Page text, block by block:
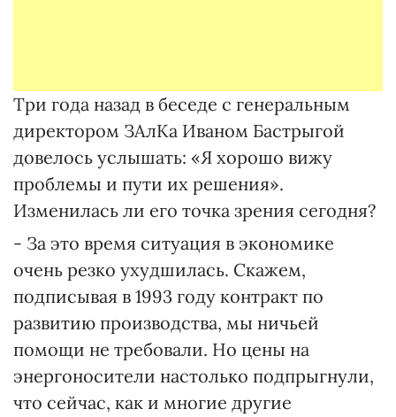
Три года назад в беседе с генеральным
директором ЗАлКа Иваном Бастрыгой
довелось услышать: «Я хорошо вижу
проблемы и пути их решения».
Изменилась ли его точка зрения сегодня?
- За это время ситуация в экономике
очень резко ухудшилась. Скажем,
подписывая в 1993 году контракт по
развитию производства, мы ничьей
помощи не требовали. Но цены на
энергоносители настолько подпрыгнули,
что сейчас, как и многие другие